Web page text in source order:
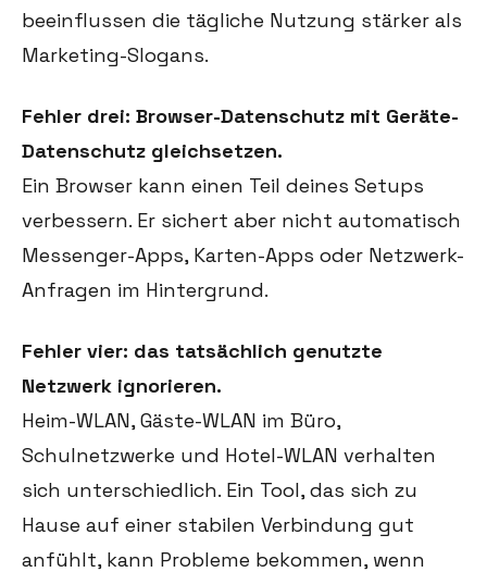
beeinflussen die tägliche Nutzung stärker als
Marketing-Slogans.
Fehler drei: Browser-Datenschutz mit Geräte-
Datenschutz gleichsetzen.
Ein Browser kann einen Teil deines Setups
verbessern. Er sichert aber nicht automatisch
Messenger-Apps, Karten-Apps oder Netzwerk-
Anfragen im Hintergrund.
Fehler vier: das tatsächlich genutzte
Netzwerk ignorieren.
Heim-WLAN, Gäste-WLAN im Büro,
Schulnetzwerke und Hotel-WLAN verhalten
sich unterschiedlich. Ein Tool, das sich zu
Hause auf einer stabilen Verbindung gut
anfühlt, kann Probleme bekommen, wenn